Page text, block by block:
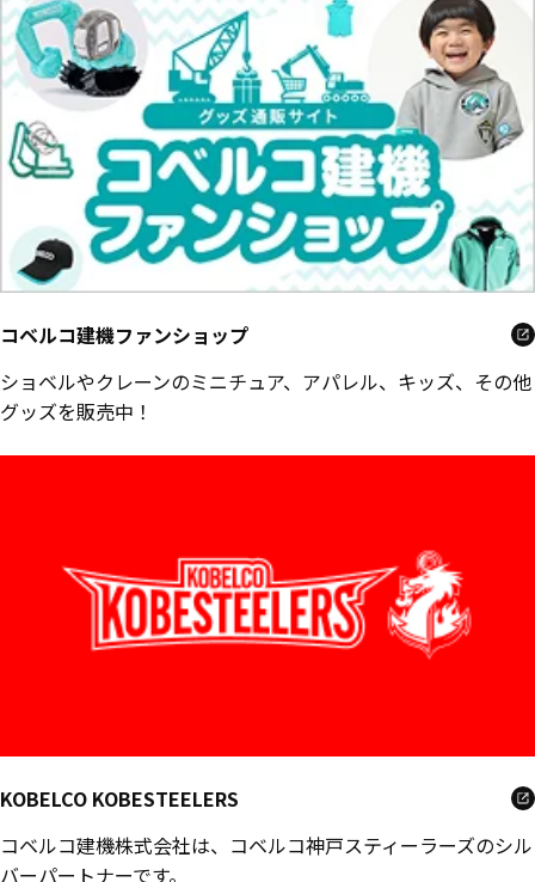
コベルコ建機ファンショップ
ショベルやクレーンのミニチュア、アパレル、キッズ、その他
グッズを販売中！
KOBELCO KOBESTEELERS
コベルコ建機株式会社は、コベルコ神戸スティーラーズのシル
バーパートナーです。